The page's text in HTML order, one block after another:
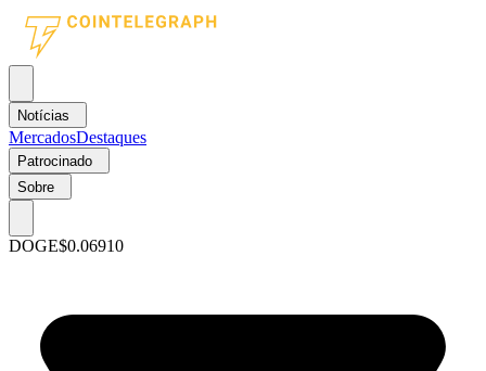
Notícias
MercadosDestaques
Patrocinado
Sobre
DOGE$0.06910